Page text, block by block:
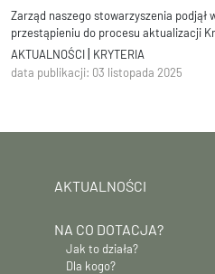
Zarząd naszego stowarzyszenia podjął
przestąpieniu do procesu aktualizacji
AKTUALNOŚCI| KRYTERIA
data publikacji: 03 listopada 2025
AKTUALNOŚCI
NA CO DOTACJA?
Jak to działa?
Dla kogo?